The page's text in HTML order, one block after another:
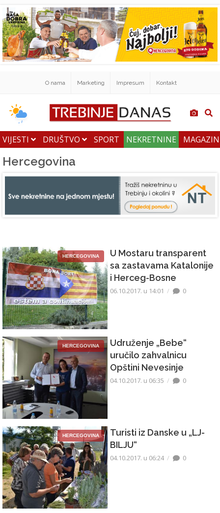
O nama Marketing Impresum Kontakt
VIJESTI DRUŠTVO SPORT NEKRETNINE
Hercegovina
HERCEGOVINA
U Mostaru transparent
sa zastavama Katalonije
i Herceg-Bosne
06.10.2017. u 14:01 0
HERCEGOVINA
Udruženje „Bebe“
uručilo zahvalnicu
Opštini Nevesinje
04.10.2017. u 06:35 0
HERCEGOVINA
Turisti iz Danske u „LJ-
BILJU“
04.10.2017. u 06:24 0